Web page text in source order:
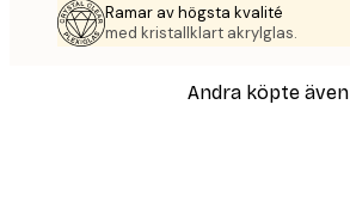
Ramar av högsta kvalité
med kristallklart akrylglas.
Andra köpte även